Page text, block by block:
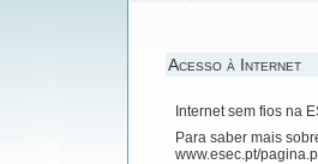
Acesso à Internet
Internet sem fios na
Para saber mais
www.esec.pt/